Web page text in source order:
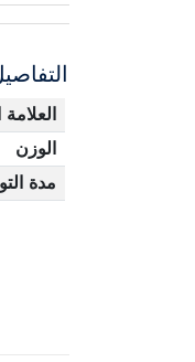
العلامة
الوزن
مدة